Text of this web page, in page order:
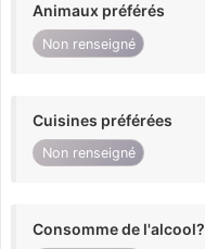
Animaux préférés
Non renseigné
Cuisines préférées
Non renseigné
Consomme de l'alcool?